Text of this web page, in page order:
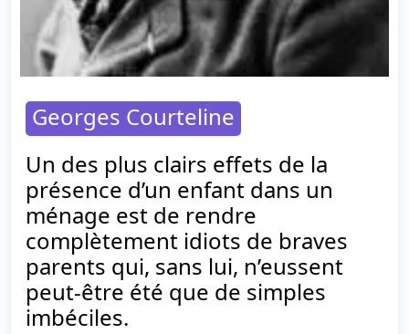
Georges Courteline
Un des plus clairs effets de la
présence d’un enfant dans un
ménage est de rendre
complètement idiots de braves
parents qui, sans lui, n’eussent
peut-être été que de simples
imbéciles.